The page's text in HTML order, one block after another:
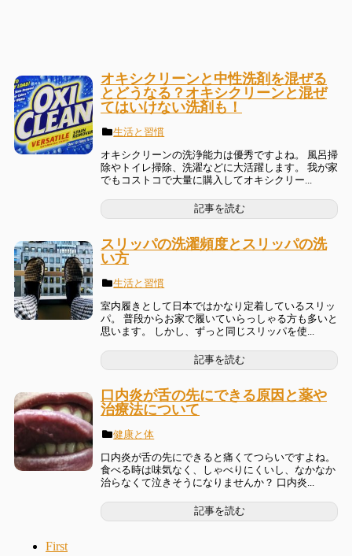
オキシクリーンと中性洗剤を混ぜる
とどうなる？オキシクリーンと混ぜ
てはいけない洗剤も！
生活と習慣
オキシクリーンの洗浄能力は優秀ですよね。 風呂掃
除やトイレ掃除、洗濯などに大活躍します。 我が家
でもコストコで大量に購入してオキシクリー...
記事を読む
スリッパの洗濯頻度とスリッパの洗
い方
生活と習慣
室内履きとして日本ではかなり定着しているスリッ
パ。 普段からお家で履いていらっしゃる方も多いと
思います。 しかし、ずっと同じスリッパを使...
記事を読む
口内炎が舌の先にできる原因と薬や
治療法について
健康と体
口内炎が舌の先にできると痛くてつらいですよね。
食べる時は味気なく、しゃべりにくいし、なかなか
治らなくて泣きそうになりませんか？ 口内炎...
記事を読む
First